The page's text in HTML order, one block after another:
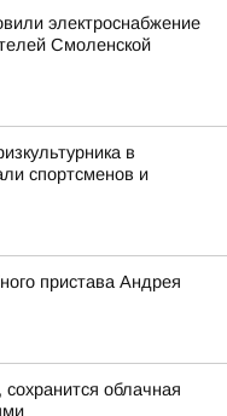
электроснабжение
Смоленской
в
спортсменов и
пристава Андрея
сохранится облачная